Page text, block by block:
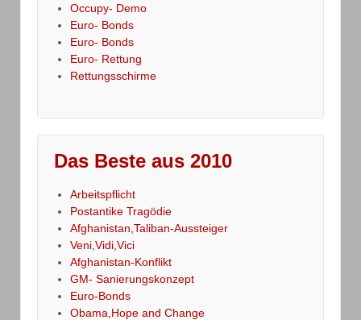
Occupy- Demo
Euro- Bonds
Euro- Bonds
Euro- Rettung
Rettungsschirme
Das Beste aus 2010
Arbeitspflicht
Postantike Tragödie
Afghanistan,Taliban-Aussteiger
Veni,Vidi,Vici
Afghanistan-Konflikt
GM- Sanierungskonzept
Euro-Bonds
Obama,Hope and Change